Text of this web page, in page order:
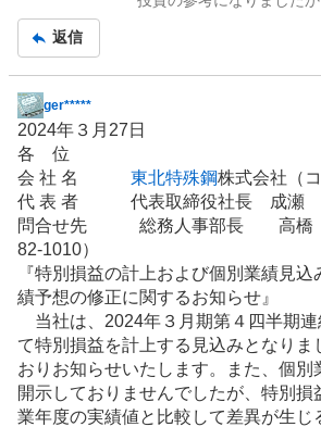
返信
掲
示
板
記
事
ger*****
2024年３月27日
各 位
会 社 名 東北特殊鋼株式会社（
代 表 者 代表取締役社長 成瀬
問合せ先 総務人事部長 高橋
82-1010）
『特別損益の計上および個別業績見
績予想の修正に関するお知らせ』
当社は、2024年３月期第４四半期連
て特別損益を計上する見込みとなりま
おりお知らせいたします。また、個別
開示しておりませんでしたが、特別損
業年度の実績値と比較して差異が生じ